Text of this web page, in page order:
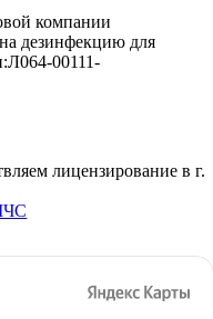
компании
дезинфекцию для
00111-
лицензирование в г.